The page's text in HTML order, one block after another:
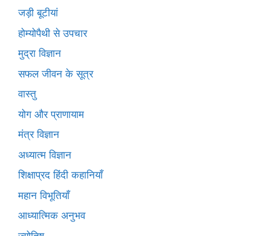
जड़ी बूटीयां
होम्योपैथी से उपचार
मुद्रा विज्ञान
सफल जीवन के सूत्र
वास्तु
योग और प्राणायाम
मंत्र विज्ञान
अध्यात्म विज्ञान
शिक्षाप्रद हिंदी कहानियाँ
महान विभूतियाँ
आध्यात्मिक अनुभव